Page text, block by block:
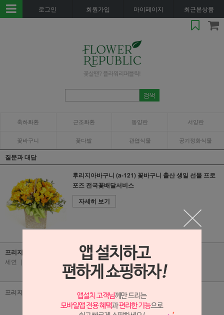
로그인 회원가입 마이페이지 최근본상품
축하화환 근조화환 동양란 서양란
꽃바구니 꽃다발 관엽식물 공기정화식물
질문과 대답
후리지아바구니 (a-121) 꽃바구니 출산 생일 선물 프로
포즈 전국꽃배달서비스
자세히 보기
프리지아 꽃다발 주문이가능한가요??
세연 | 조회수 320
프리지아꽃을 원하는데 가능한지 여쭈어봅니다.